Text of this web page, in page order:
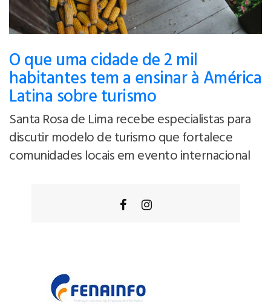
O que uma cidade de 2 mil
habitantes tem a ensinar à América
Latina sobre turismo
Santa Rosa de Lima recebe especialistas para
discutir modelo de turismo que fortalece
comunidades locais em evento internacional